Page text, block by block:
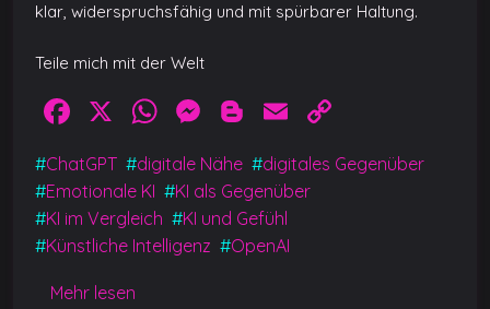
klar, widerspruchsfähig und mit spürbarer Haltung.
Teile mich mit der Welt
F
a
c
e
b
o
X
W
at
s
A
M
e
ss
e
n
Bl
o
g
g
er
E
m
ai
o
p
#ChatGPT #digitale Nähe #digitales Gegenüber
#Emotionale KI #KI als Gegenüber
#KI im Vergleich #KI und Gefühl
#Künstliche Intelligenz #OpenAI
Mehr lesen